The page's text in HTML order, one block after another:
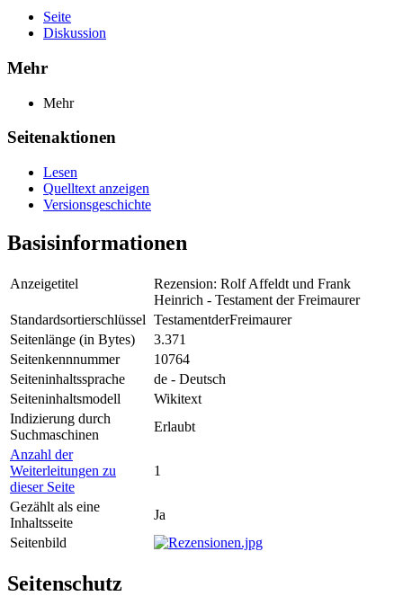
Seite
Diskussion
Mehr
Mehr
Seitenaktionen
Lesen
Quelltext anzeigen
Versionsgeschichte
Basisinformationen
Anzeigetitel
Rezension: Rolf Affeldt und Frank
Heinrich - Testament der Freimaurer
Standardsortierschlüssel TestamentderFreimaurer
Seitenlänge (in Bytes)
3.371
Seitenkennnummer
10764
Seiteninhaltssprache
de - Deutsch
Seiteninhaltsmodell
Wikitext
Indizierung durch
Suchmaschinen
Erlaubt
Anzahl der
Weiterleitungen zu
dieser Seite
1
Gezählt als eine
Inhaltsseite
Ja
Seitenbild
Seitenschutz